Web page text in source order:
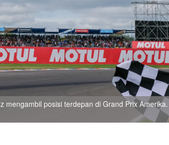
mengambil posisi terdepan di Grand Prix Amerika.